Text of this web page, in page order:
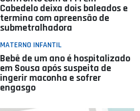
Cabedelo deixa dois baleados e
termina com apreensão de
submetralhadora
MATERNO INFANTIL
Bebê de um ano é hospitalizado
em Sousa após suspeita de
ingerir maconha e sofrer
engasgo